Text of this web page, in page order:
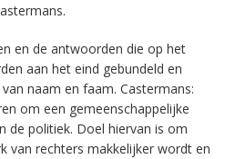
en de antwoorden die op het
aan het eind gebundeld en
naam en faam. Castermans:
om een gemeenschappelijke
de politiek. Doel hiervan is om
van rechters makkelijker wordt en